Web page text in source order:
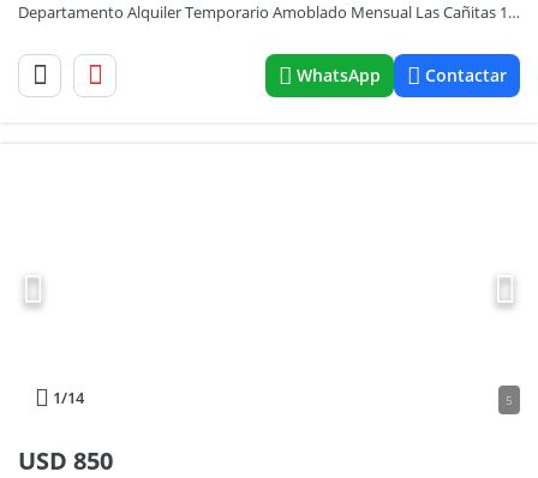
Departamento Alquiler Temporario Amoblado Mensual Las Cañitas 1 amb
WhatsApp Contactar
1/14 5
USD 850